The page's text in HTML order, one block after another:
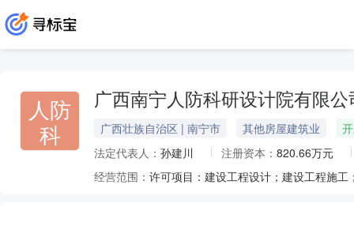
人防
科
广西南宁人防科研设计院有限公
广西壮族自治区 | 南宁市 其他房屋建筑业
法定代表人： 孙建川 注册资本： 820.66万元
经营范围：